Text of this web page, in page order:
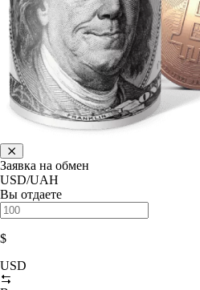
Заявка на обмен
USD/UAH
Вы отдаете
$
USD